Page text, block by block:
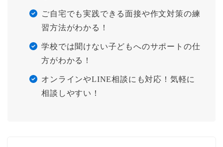
ご自宅でも実践できる面接や作文対策の練
習方法がわかる！
学校では聞けない子どもへのサポートの仕
方がわかる！
オンラインやLINE相談にも対応！気軽に
相談しやすい！